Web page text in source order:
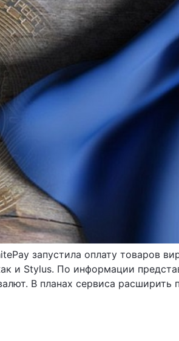
запустила оплату товаров
и Stylus. По информации
В планах сервиса